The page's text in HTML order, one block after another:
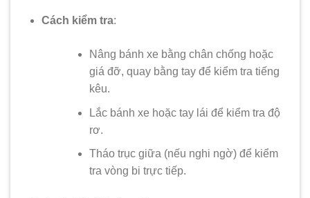
Cách kiểm tra:
Nâng bánh xe bằng chân chống hoặc
giá đỡ, quay bằng tay để kiểm tra tiếng
kêu.
Lắc bánh xe hoặc tay lái để kiểm tra độ
rơ.
Tháo trục giữa (nếu nghi ngờ) để kiểm
tra vòng bi trực tiếp.